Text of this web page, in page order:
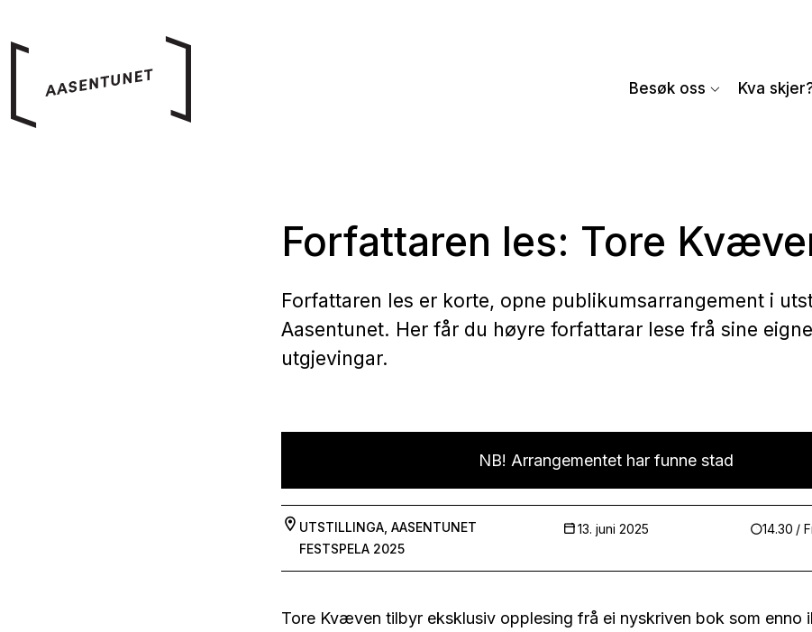
Besøk oss Kva
Forfattaren les: Tore
Forfattaren les er korte, opne publikumsarrangement i
Aasentunet. Her får du høyre forfattarar lese frå sine
utgjevingar.
NB! Arrangementet har funne stad
UTSTILLINGA, AASENTUNET
FESTSPELA 2025
13. juni 2025 14.30 /
Tore Kvæven tilbyr eksklusiv opplesing frå ei nyskriven bok som enno